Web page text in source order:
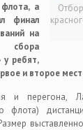
флота, а
финал
на
у ребят,
и второе
и перегона,
флота)